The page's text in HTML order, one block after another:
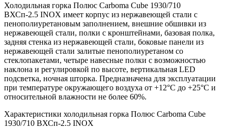
Холодильная горка Полюс Carboma Cube 1930/710
ВХСп-2.5 INOX имеет корпус из нержавеющей стали с
пенополиуретановым заполнением, внешние обшивки из
нержавеющей стали, полки с кронштейнами, базовая полка,
задняя стенка из нержавеющей стали, боковые панели из
нержавеющей стали залитые пенополиуретаном со
стеклопакетами, четыре навесные полки с возможностью
наклона и регулировкой по высоте, вертикальная LED
подсветка, ночная шторка. Предназначена для эксплуатации
при температуре окружающего воздуха от +12°С до +25°С и
относительной влажности не более 60%.
Характеристики холодильная горка Полюс Carboma Cube
1930/710 ВХСп-2.5 INOX